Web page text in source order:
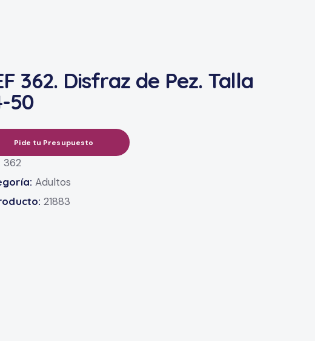
362. Disfraz de Pez. Talla
50
Pide tu Presupuesto
362
Adultos
21883